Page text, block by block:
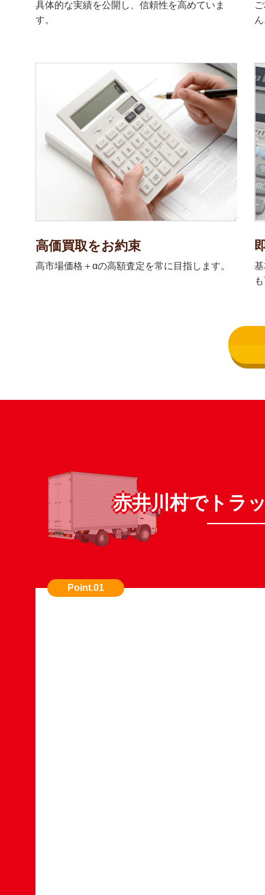
具体的な実績を公開し、信頼性を高めていま
す。
高価買取をお約束
高市場価格＋αの高額査定を常に目指します。
赤井川村でトラ